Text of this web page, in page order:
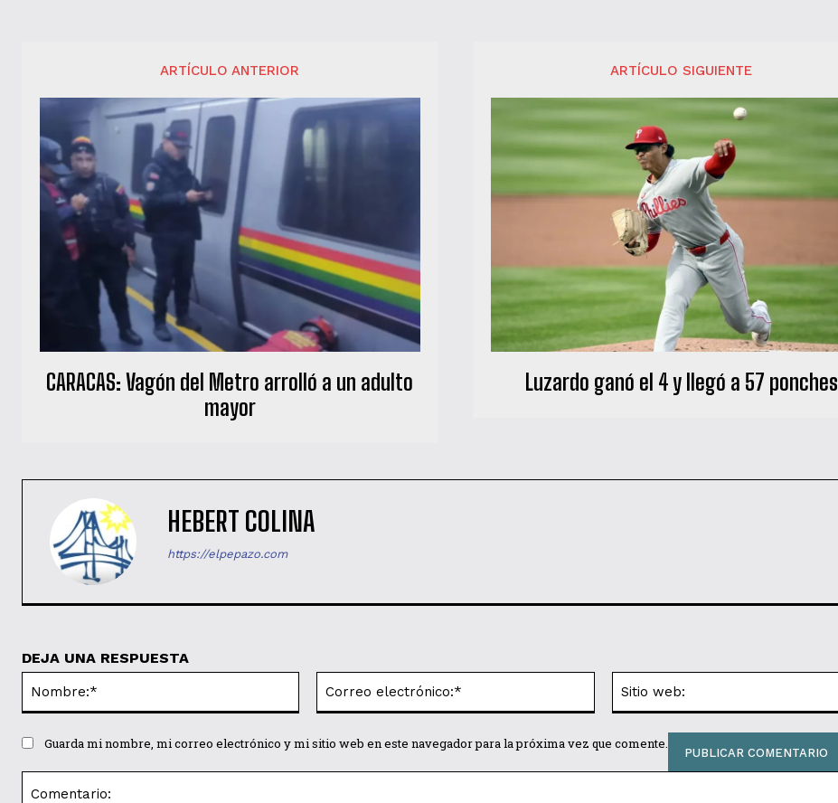
ARTÍCULO ANTERIOR
CARACAS: Vagón del Metro arrolló a un adulto
mayor
ARTÍCULO SIGUIENTE
Luzardo ganó el 4 y llegó a 57 ponches
HEBERT COLINA
https://elpepazo.com
DEJA UNA RESPUESTA
electrónico:*
Guarda mi nombre, mi correo electrónico y mi sitio web en este navegador para la próxima vez que comente.